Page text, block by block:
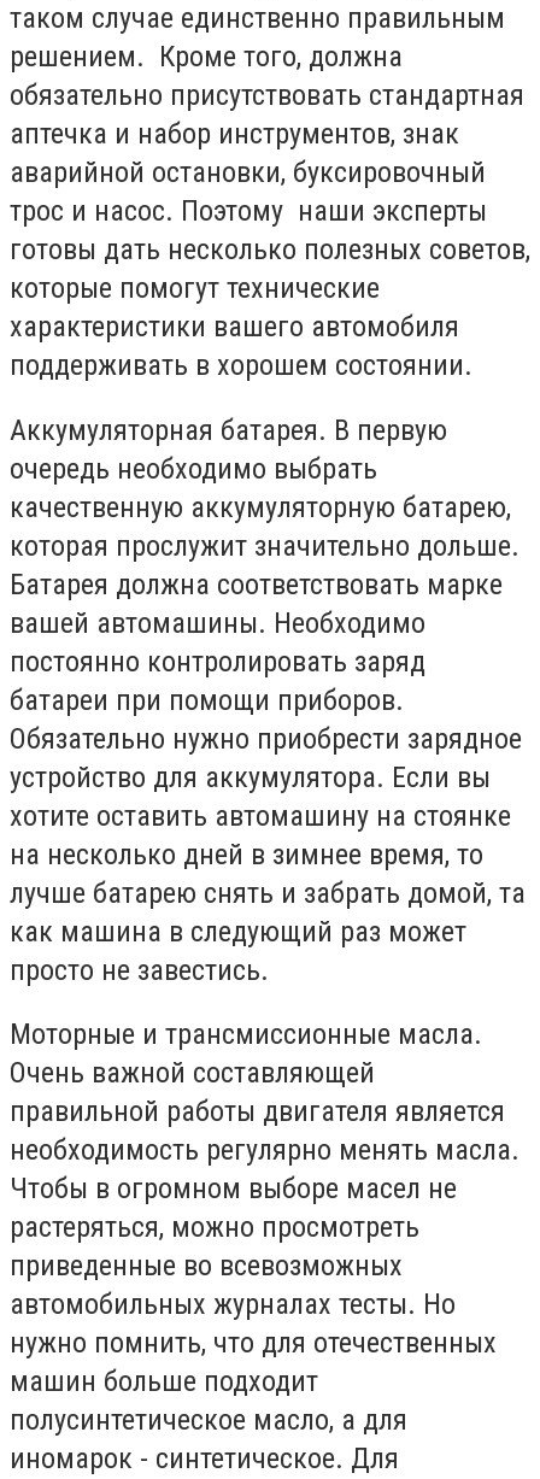
таком случае единственно правильным
решением. Кроме того, должна
обязательно присутствовать стандартная
аптечка и набор инструментов, знак
аварийной остановки, буксировочный
трос и насос. Поэтому наши эксперты
готовы дать несколько полезных советов,
которые помогут технические
характеристики вашего автомобиля
поддерживать в хорошем состоянии.
Аккумуляторная батарея. В первую
очередь необходимо выбрать
качественную аккумуляторную батарею,
которая прослужит значительно дольше.
Батарея должна соответствовать марке
вашей автомашины. Необходимо
постоянно контролировать заряд
батареи при помощи приборов.
Обязательно нужно приобрести зарядное
устройство для аккумулятора. Если вы
хотите оставить автомашину на стоянке
на несколько дней в зимнее время, то
лучше батарею снять и забрать домой, та
как машина в следующий раз может
просто не завестись.
Моторные и трансмиссионные масла.
Очень важной составляющей
правильной работы двигателя является
необходимость регулярно менять масла.
Чтобы в огромном выборе масел не
растеряться, можно просмотреть
приведенные во всевозможных
автомобильных журналах тесты. Но
нужно помнить, что для отечественных
машин больше подходит
полусинтетическое масло, а для
иномарок - синтетическое. Для